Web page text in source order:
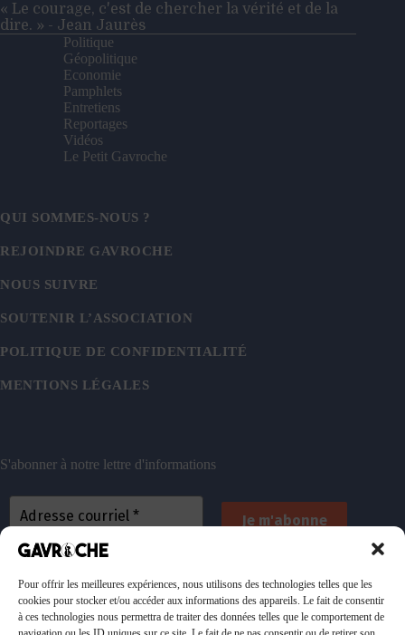
Pour offrir les meilleures expériences, nous utilisons des technologies telles que les
cookies pour stocker et/ou accéder aux informations des appareils. Le fait de consentir
à ces technologies nous permettra de traiter des données telles que le comportement de
« Le courage, c'est de chercher la vérité et de la
dire. » - Jean Jaurès
Politique
Géopolitique
Economie
Pamphlets
Entretiens
Reportages
Vidéos
Le Petit Gavroche
QUI SOMMES-NOUS ?
REJOINDRE GAVROCHE
NOUS SUIVRE
SOUTENIR L’ASSOCIATION
POLITIQUE DE CONFIDENTIALITÉ
MENTIONS LÉGALES
S'abonner à notre lettre d'informations
emails. Vous pouvez vous désinscrire à tout
moment. Consulteznotre politique de confidentialité
pour plus d’informations.